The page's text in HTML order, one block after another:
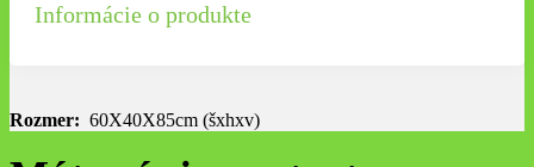
Informácie o produkte
Rozmer: 60X40X85cm (šxhxv)